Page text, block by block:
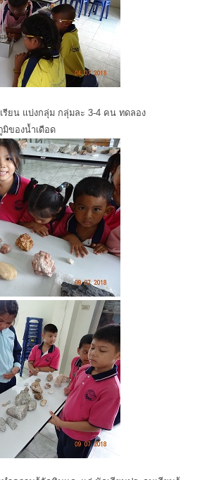
รียน แบ่งกลุ่ม กลุ่มละ 3-4 คน ทดลอง
ของน้ำเดือด